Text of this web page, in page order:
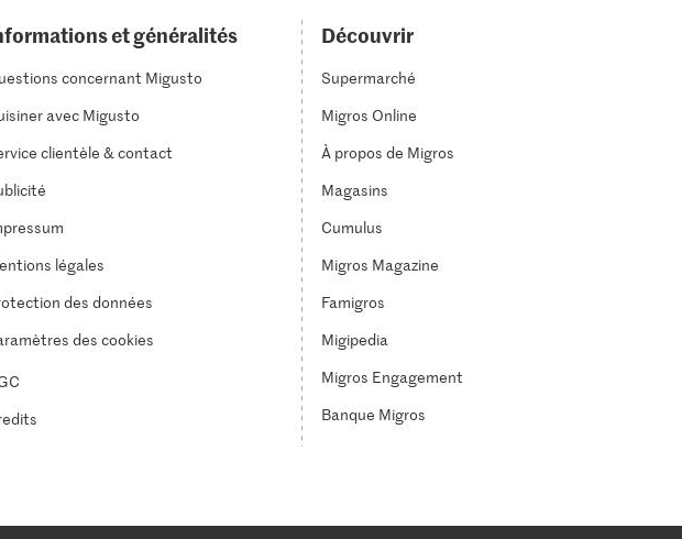
et généralités
concernant Migusto
avec Migusto
clientèle & contact
légales
des données
des cookies
Découvrir
Supermarché
Migros Online
À propos de Migros
Magasins
Cumulus
Migros Magazine
Famigros
Migipedia
Migros Engagement
Banque Migros